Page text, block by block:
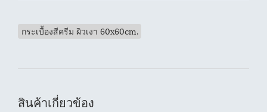
กระเบื้องสีครีม ผิวเงา 60x60cm.
สินค้าเกี่ยวข้อง